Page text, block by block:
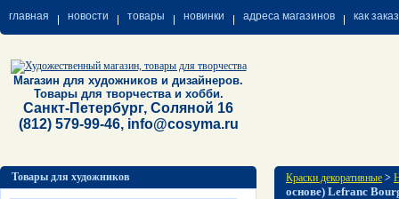
главная новости товары новинки адреса магазинов как
Магазин для художников и дизайнеров.
Товары для творчества и хобби.
Санкт-Петербург, Соляной 16
(812) 579-99-46, info@cosyma.ru
Товары для художников Краски декоративные >
основе) Lefranc